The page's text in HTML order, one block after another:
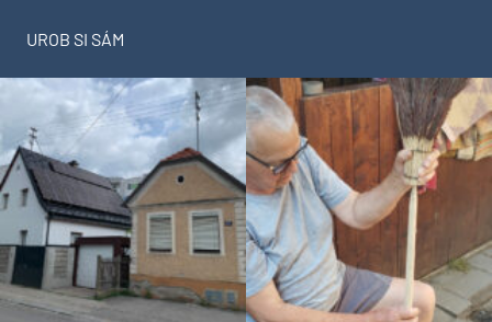
UROB SI SÁM